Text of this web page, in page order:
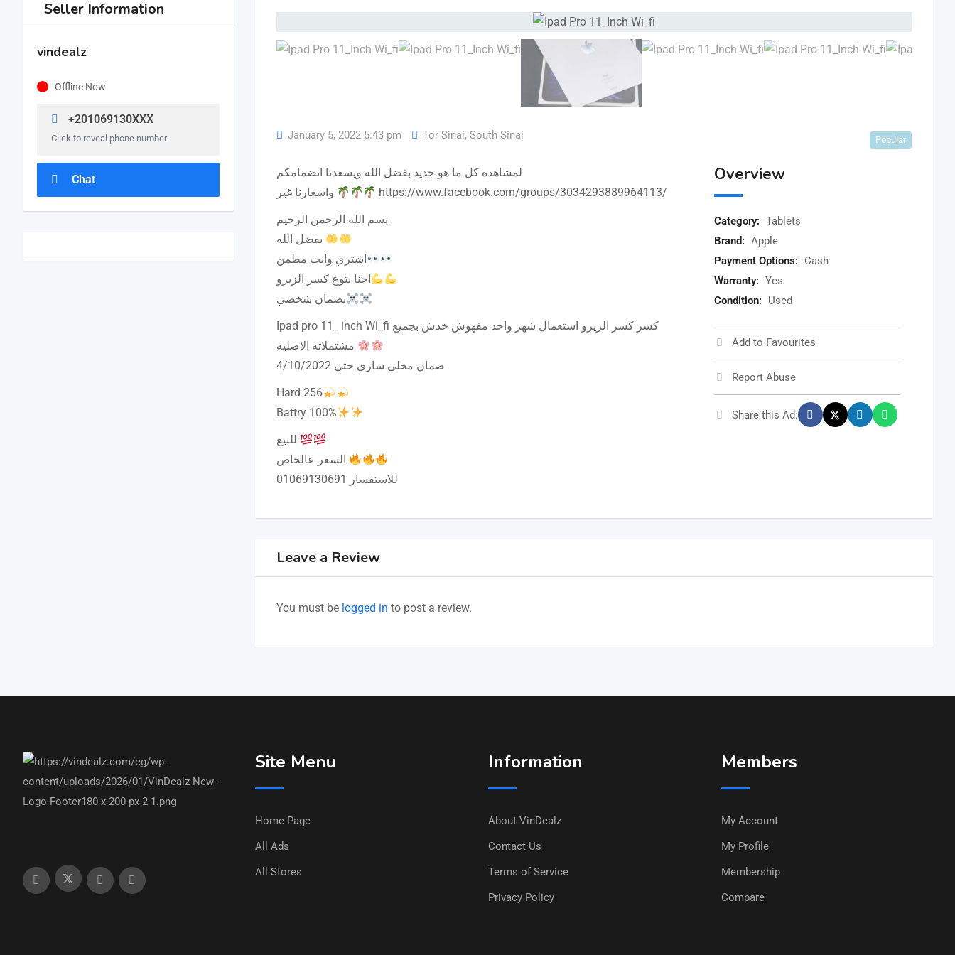
Seller Information
vindealz
Offline Now
+201069130XXX
Click to reveal phone number
Chat
January 5, 2022 5:43 pm Tor Sinai, South Sinai Popular
لمشاهده كل ما هو جديد بفضل الله ويسعدنا انضمامكم
https://www.facebook.com/groups/3034293889964113/
بسم الله الرحمن الرحيم
اشتري وانت مطمن
احنا بتوع كسر الزيرو
بضمان شخصي
Ipad pro 11_ inch Wi_fi كسر كسر الزيرو استعمال شهر واحد مفهوش خدش بجميع
ضمان محلي ساري حتي 4/10/2022
Hard 256
Battry 100%
للاستفسار 01069130691
Overview
Category: Tablets
Brand: Apple
Payment Options:
Cash
Warranty: Yes
Condition:
Used
Add to Favourites
Report Abuse
Share this Ad:
Leave a Review
You must be logged in to post a review.
Site Menu
Home Page
All Ads
All Stores
Information
About VinDealz
Contact Us
Terms of Service
Privacy Policy
Members
My Account
My Profile
Membership
Compare